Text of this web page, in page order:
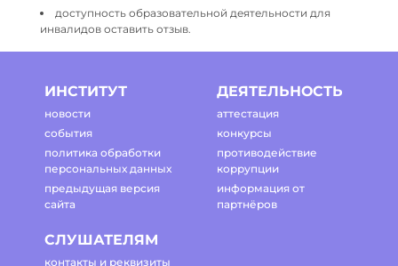
доступность образовательной деятельности для
инвалидов оставить отзыв.
ИНСТИТУТ
новости
события
политика обработки
персональных данных
предыдущая версия
сайта
ДЕЯТЕЛЬНОСТЬ
аттестация
конкурсы
противодействие
коррупции
информация от
партнёров
СЛУШАТЕЛЯМ
контакты и реквизиты